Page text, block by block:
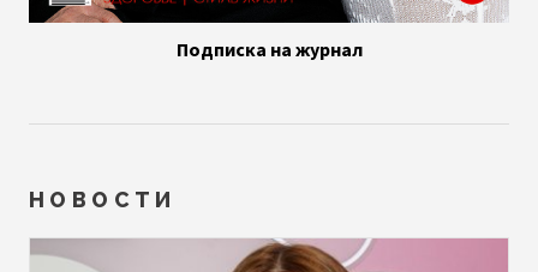
Подписка на журнал
НОВОСТИ